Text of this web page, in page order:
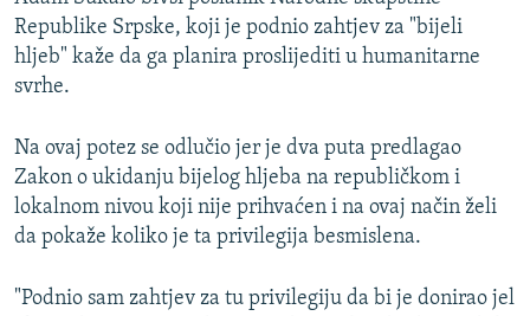
Republike Srpske, koji je podnio zahtjev za "bijeli
hljeb" kaže da ga planira proslijediti u humanitarne
svrhe.
Na ovaj potez se odlučio jer je dva puta predlagao
Zakon o ukidanju bijelog hljeba na republičkom i
lokalnom nivou koji nije prihvaćen i na ovaj način želi
da pokaže koliko je ta privilegija besmislena.
"Podnio sam zahtjev za tu privilegiju da bi je donirao jel